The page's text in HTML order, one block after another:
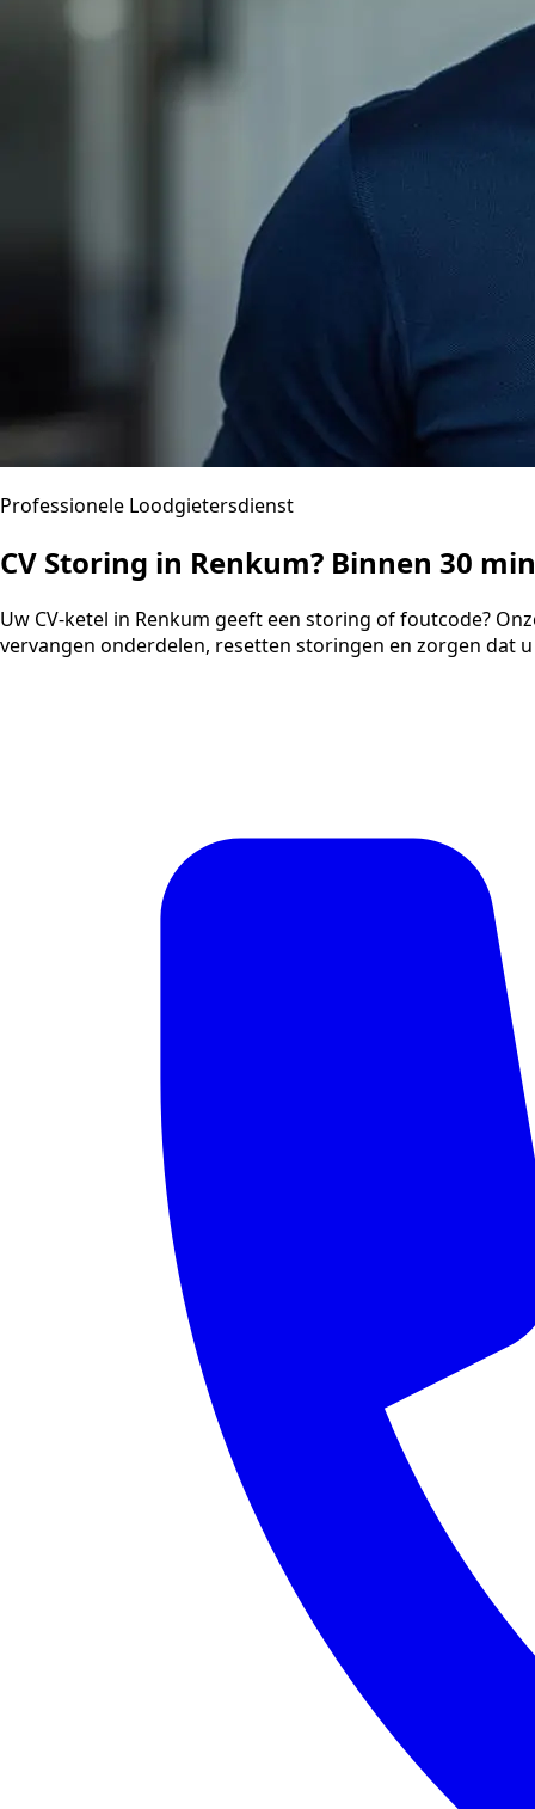
Professionele Loodgietersdienst
CV Storing in Renkum? Binnen 30
Uw CV-ketel in Renkum geeft een storing of foutcode?
vervangen onderdelen, resetten storingen en zorgen dat